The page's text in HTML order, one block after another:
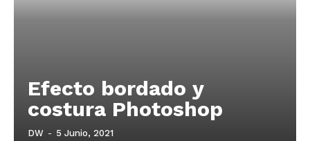
Efecto bordado y
costura Photoshop
DW - 5 Junio, 2021